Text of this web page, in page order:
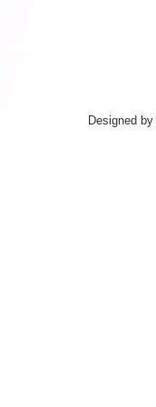
Designed by